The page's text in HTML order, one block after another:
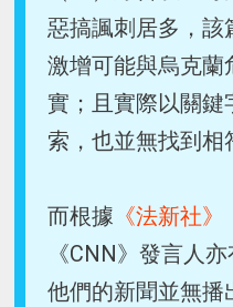
惡搞諷刺居多，該
激增可能與烏克
實；且實際以關鍵
索，也並無找到相
而根據 《法新社》
《CNN》發言人
他們的新聞並無